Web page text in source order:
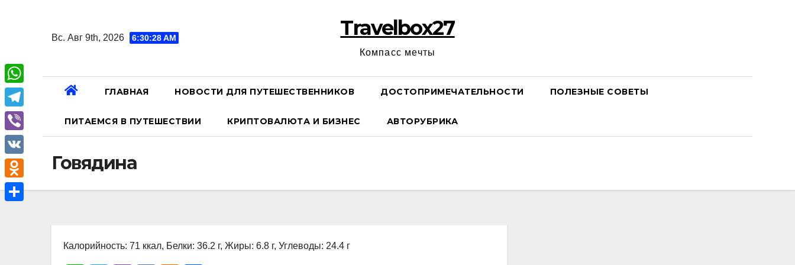
содержанию
Вс. Авг 9th, 2026 6:30:28 AM Travelbox27
Компасс мечты
ГЛАВНАЯ НОВОСТИ ДЛЯ ПУТЕШЕСТВЕННИКОВ ДОСТОПРИМЕЧАТЕЛЬНОСТИ ПОЛЕЗНЫЕ СОВЕТЫ
ПИТАЕМСЯ В ПУТЕШЕСТВИИ КРИПТОВАЛЮТА И БИЗНЕС АВТОРУБРИКА
Говядина
Калорийность: 71 ккал, Белки: 36.2 г, Жиры: 6.8 г, Углеводы: 24.4 г
W
h
a
A
T
e
l
e
g
V
i
b
e
V
K
O